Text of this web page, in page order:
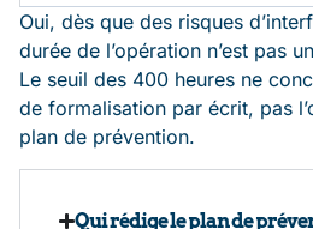
Oui, dès que des risques
durée de l’opération n’est pas
Le seuil des 400 heures ne
de formalisation par écrit, pas
plan de prévention.
Qui rédige le plan de